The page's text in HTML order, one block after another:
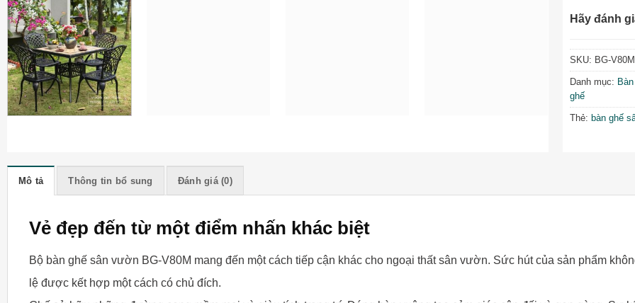
Hãy đánh
SKU: BG-V80M
Danh mục:
ghế
Thẻ: bàn ghế
Mô tả Thông tin bổ sung Đánh giá (0)
Vẻ đẹp đến từ một điểm nhấn khác biệt
Bộ bàn ghế sân vườn BG-V80M mang đến một cách tiếp cận khác cho ngoại thất sân vườn. Sức hút của sản phẩm
lệ được kết hợp một cách có chủ đích.